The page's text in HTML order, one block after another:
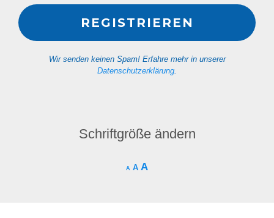
Wir senden keinen Spam! Erfahre mehr in unserer
Datenschutzerklärung.
Schriftgröße ändern
A A A